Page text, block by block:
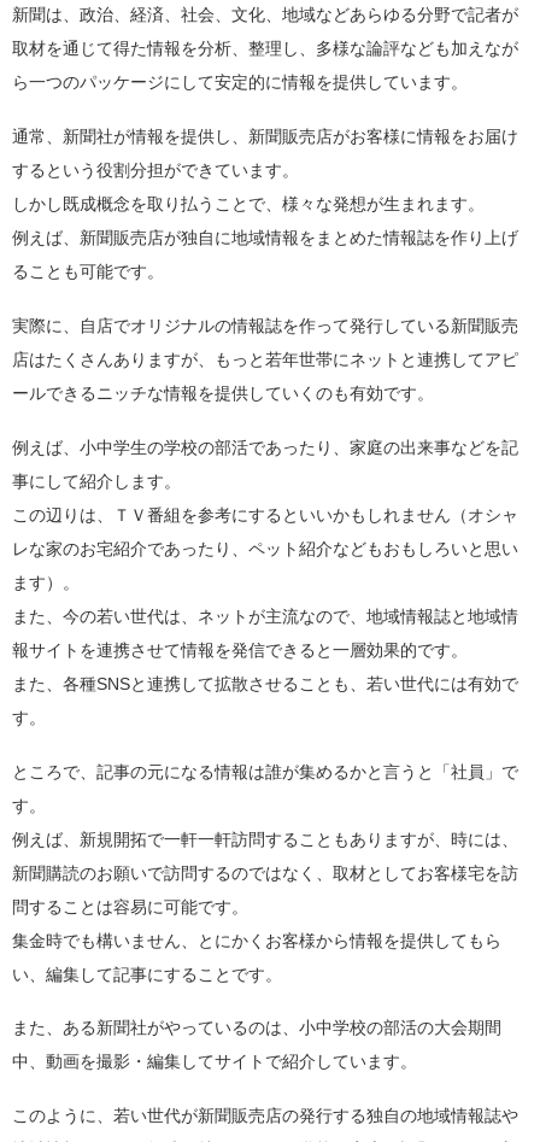
新聞は、政治、経済、社会、文化、地域などあらゆる分野で記者が
取材を通じて得た情報を分析、整理し、多様な論評なども加えなが
ら一つのパッケージにして安定的に情報を提供しています。
通常、新聞社が情報を提供し、新聞販売店がお客様に情報をお届け
するという役割分担ができています。
しかし既成概念を取り払うことで、様々な発想が生まれます。
例えば、新聞販売店が独自に地域情報をまとめた情報誌を作り上げ
ることも可能です。
実際に、自店でオリジナルの情報誌を作って発行している新聞販売
店はたくさんありますが、もっと若年世帯にネットと連携してアピ
ールできるニッチな情報を提供していくのも有効です。
例えば、小中学生の学校の部活であったり、家庭の出来事などを記
事にして紹介します。
この辺りは、ＴＶ番組を参考にするといいかもしれません（オシャ
レな家のお宅紹介であったり、ペット紹介などもおもしろいと思い
ます）。
また、今の若い世代は、ネットが主流なので、地域情報誌と地域情
報サイトを連携させて情報を発信できると一層効果的です。
また、各種SNSと連携して拡散させることも、若い世代には有効で
す。
ところで、記事の元になる情報は誰が集めるかと言うと「社員」で
す。
例えば、新規開拓で一軒一軒訪問することもありますが、時には、
新聞購読のお願いで訪問するのではなく、取材としてお客様宅を訪
問することは容易に可能です。
集金時でも構いません、とにかくお客様から情報を提供してもら
い、編集して記事にすることです。
また、ある新聞社がやっているのは、小中学校の部活の大会期間
中、動画を撮影・編集してサイトで紹介しています。
このように、若い世代が新聞販売店の発行する独自の地域情報誌や